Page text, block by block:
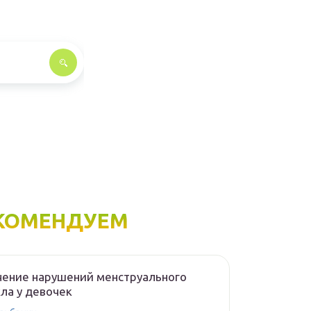
нарушений менструального
у девочек